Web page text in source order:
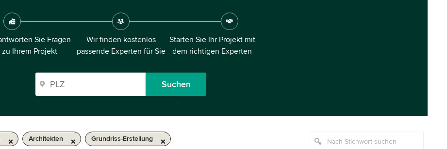
Sie Fragen
zu Ihrem Projekt
Wir finden kostenlos
passende Experten für Sie
Starten Sie Ihr Projekt mit
dem richtigen Experten
Suchen
Architekten Grundriss-Erstellung